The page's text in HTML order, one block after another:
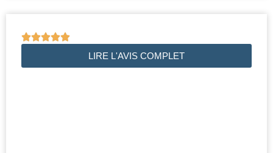

LIRE L'AVIS COMPLET